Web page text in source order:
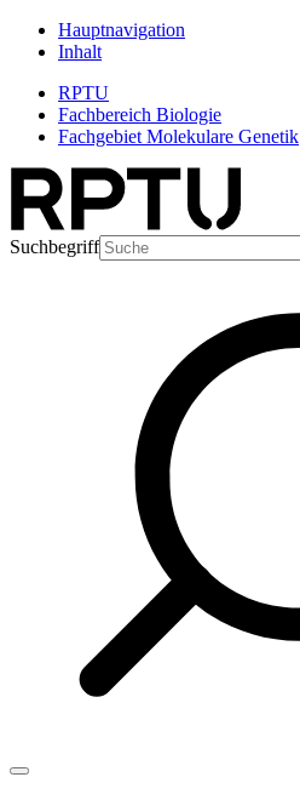
Hauptnavigation
Inhalt
RPTU
Fachbereich Biologie
Fachgebiet Molekulare Genetik
Suchbegriff